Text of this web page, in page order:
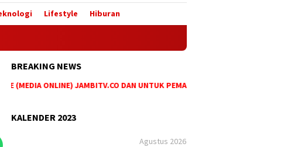
Lifestyle Hiburan
BREAKING NEWS
(MEDIA ONLINE) JAMBITV.CO DAN UNTUK PEMASANGAN IKLAN MAUPUN
KALENDER 2023
Agustus 2026